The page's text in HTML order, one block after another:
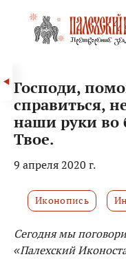
Господи,
справиться,
наши руки во
Твое.
9 апреля 2020 г.
Иконопись
Сегодня мы
«Палехский